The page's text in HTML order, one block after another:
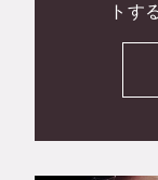
トす